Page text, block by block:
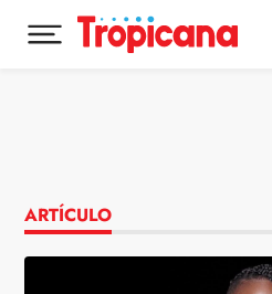
Desplegar menú principal
ARTÍCULO